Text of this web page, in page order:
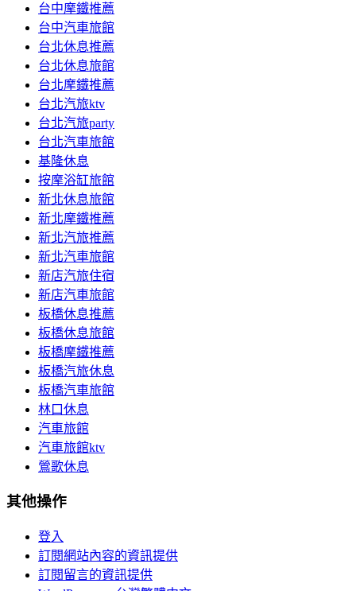
台中摩鐵推薦
台中汽車旅館
台北休息推薦
台北休息旅館
台北摩鐵推薦
台北汽旅ktv
台北汽旅party
台北汽車旅館
基隆休息
按摩浴缸旅館
新北休息旅館
新北摩鐵推薦
新北汽旅推薦
新北汽車旅館
新店汽旅住宿
新店汽車旅館
板橋休息推薦
板橋休息旅館
板橋摩鐵推薦
板橋汽旅休息
板橋汽車旅館
林口休息
汽車旅館
汽車旅館ktv
鶯歌休息
其他操作
登入
訂閱網站內容的資訊提供
訂閱留言的資訊提供